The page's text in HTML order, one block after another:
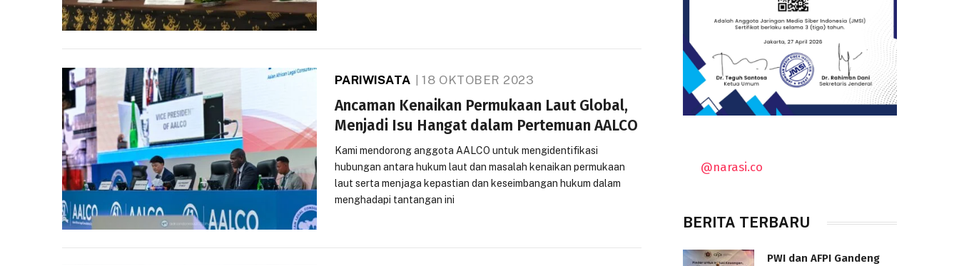
PARIWISATA 18 OKTOBER 2023
Ancaman Kenaikan Permukaan Laut Global,
Menjadi Isu Hangat dalam Pertemuan AALCO
Kami mendorong anggota AALCO untuk mengidentifikasi
hubungan antara hukum laut dan masalah kenaikan permukaan
laut serta menjaga kepastian dan keseimbangan hukum dalam
menghadapi tantangan ini
@narasi.co
BERITA TERBARU
PWI dan AFPI Gandeng